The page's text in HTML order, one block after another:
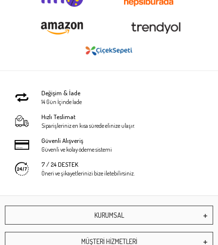
Değişim & İade
14 Gün İçinde İade
Hızlı Teslimat
Siparişleriniz en kısa sürede elinize ulaşır.
Güvenli Alışveriş
Güvenli ve kolay ödeme sistemi
7 / 24 DESTEK
Öneri ve şikayetlerinizi bize iletebilirsiniz.
KURUMSAL
MÜŞTERİ HİZMETLERİ